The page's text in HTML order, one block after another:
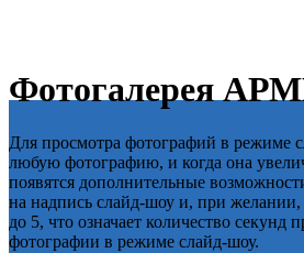
Фотогалерея
Для просмотра фотографий в режиме
любую фотографию, и когда она
появятся дополнительные
на надпись слайд-шоу и, при желании,
до 5, что означает количество секунд
фотографии в режиме слайд-шоу.